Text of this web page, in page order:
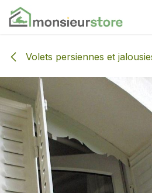
Se rendre au contenu
Volets persiennes et